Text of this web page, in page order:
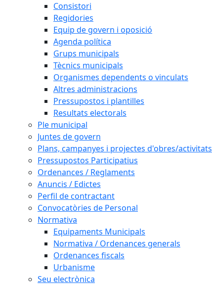
Consistori
Regidories
Equip de govern i oposició
Agenda política
Grups municipals
Tècnics municipals
Organismes dependents o vinculats
Altres administracions
Pressupostos i plantilles
Resultats electorals
Ple municipal
Juntes de govern
Plans, campanyes i projectes d'obres/activitats
Pressupostos Participatius
Ordenances / Reglaments
Anuncis / Edictes
Perfil de contractant
Convocatòries de Personal
Normativa
Equipaments Municipals
Normativa / Ordenances generals
Ordenances fiscals
Urbanisme
Seu electrònica